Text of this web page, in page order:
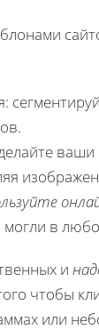
в
и
чтобы
или